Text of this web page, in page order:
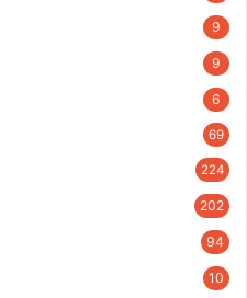
9
9
6
69
224
202
94
10